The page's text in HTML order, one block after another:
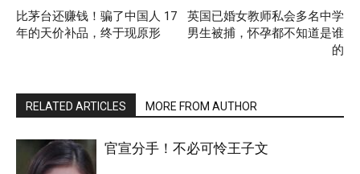
比茅台还赚钱！骗了中国人 17
年的天价补品，终于现原形
英国已婚女教师私会多名中学
男生被捕，怀孕都不知道是谁
的
RELATED ARTICLES MORE FROM AUTHOR
官宣分手！不必可怜王子文